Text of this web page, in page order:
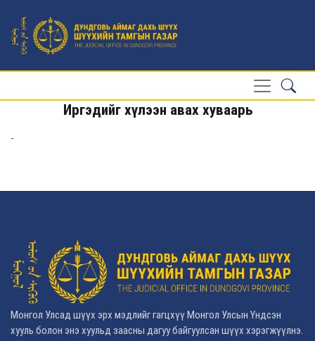
Иргэдийг хүлээн авах хуваарь
-
Монгол Улсад шүүх эрх мэдлийг гагцхүү Монгол Улсын Үндсэн
хууль болон энэ хуульд заасны дагуу байгуулсан шүүх хэрэгжүүлнэ.